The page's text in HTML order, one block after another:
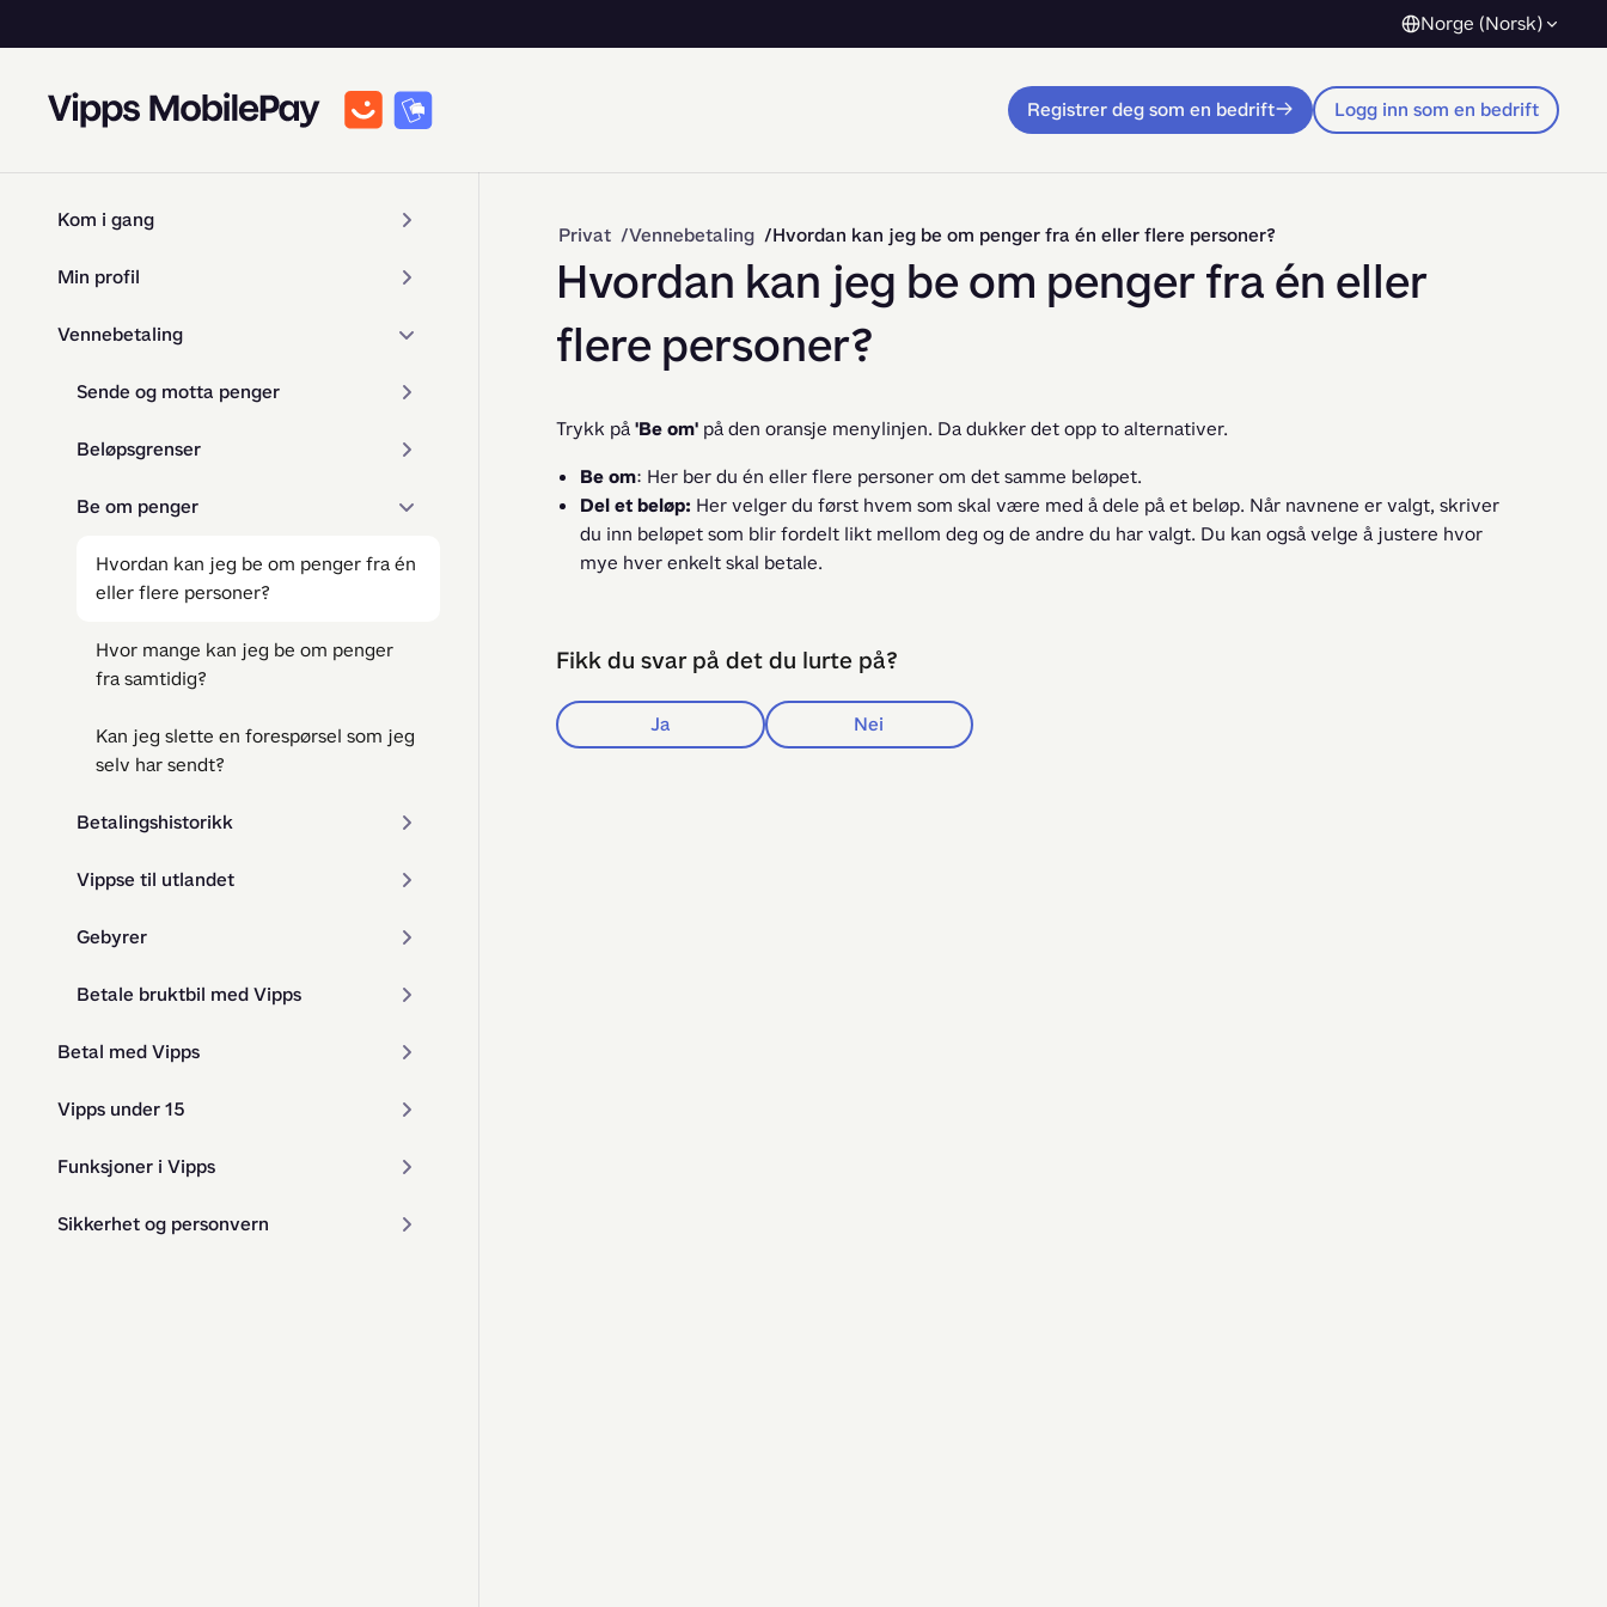
Norge (Norsk)
Registrer deg som en bedrift Logg inn som en bedrift
Kom i gang
Min profil
Vennebetaling
Sende og motta penger
Beløpsgrenser
Be om penger
Hvordan kan jeg be om penger fra én
eller flere personer?
Hvor mange kan jeg be om penger
fra samtidig?
Kan jeg slette en forespørsel som jeg
selv har sendt?
Betalingshistorikk
Vippse til utlandet
Gebyrer
Betale bruktbil med Vipps
Betal med Vipps
Vipps under 15
Funksjoner i Vipps
Sikkerhet og personvern
Privat Vennebetaling Hvordan kan jeg be om penger fra én eller flere personer?
Hvordan kan jeg be om penger fra én eller
flere personer?
Trykk på 'Be om' på den oransje menylinjen. Da dukker det opp to alternativer.
Be om: Her ber du én eller flere personer om det samme beløpet.
Del et beløp: Her velger du først hvem som skal være med å dele på et beløp. Når navnene er valgt, skriver
du inn beløpet som blir fordelt likt mellom deg og de andre du har valgt. Du kan også velge å justere hvor
mye hver enkelt skal betale.
Fikk du svar på det du lurte på?
Ja Nei